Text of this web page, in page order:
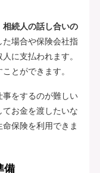
続人の話し合いの
場合や保険会社指
に支払われます。
とができます。
をするのが難しい
お金を渡したいな
保険を利用できま
備